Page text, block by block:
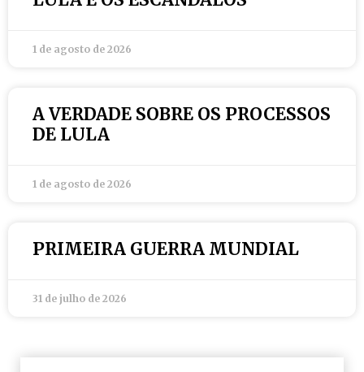
1 de agosto de 2026
A VERDADE SOBRE OS PROCESSOS
DE LULA
1 de agosto de 2026
PRIMEIRA GUERRA MUNDIAL
31 de julho de 2026